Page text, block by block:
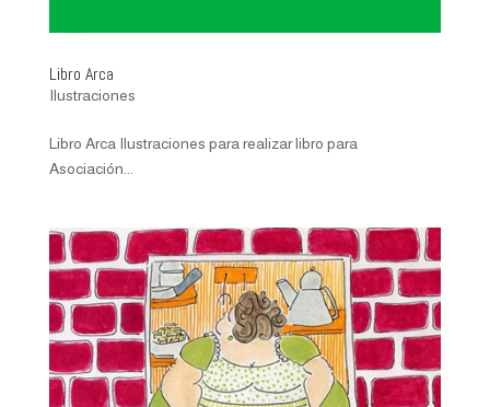
Libro Arca
Ilustraciones
Libro Arca Ilustraciones para realizar libro para
Asociación...